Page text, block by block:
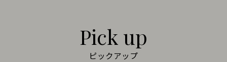
Pick up
ピックアップ